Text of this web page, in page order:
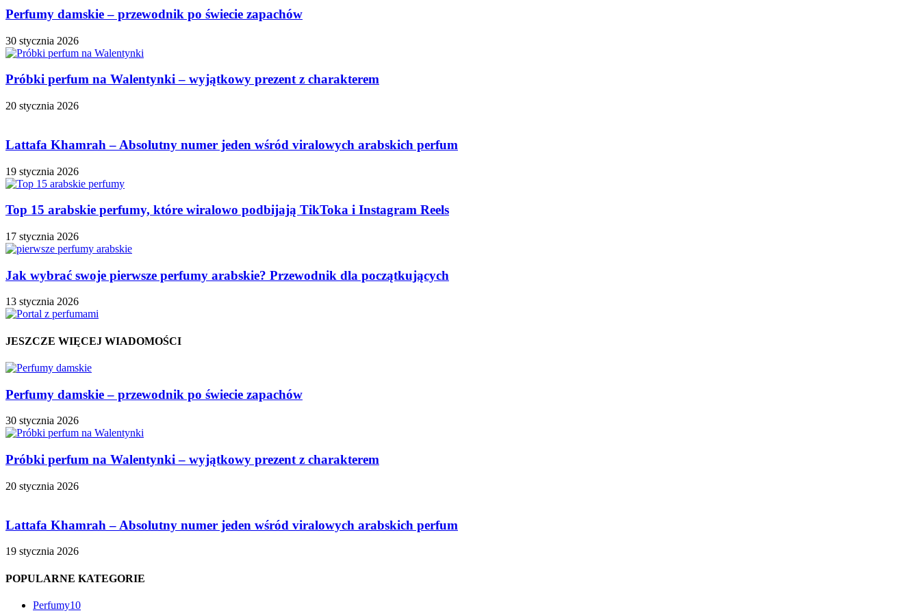
Perfumy damskie – przewodnik po świecie zapachów
30 stycznia 2026
Próbki perfum na Walentynki – wyjątkowy prezent z charakterem
20 stycznia 2026
Lattafa Khamrah – Absolutny numer jeden wśród viralowych arabskich perfum
19 stycznia 2026
Top 15 arabskie perfumy, które wiralowo podbijają TikToka i Instagram Reels
17 stycznia 2026
Jak wybrać swoje pierwsze perfumy arabskie? Przewodnik dla początkujących
13 stycznia 2026
JESZCZE WIĘCEJ WIADOMOŚCI
Perfumy damskie – przewodnik po świecie zapachów
30 stycznia 2026
Próbki perfum na Walentynki – wyjątkowy prezent z charakterem
20 stycznia 2026
Lattafa Khamrah – Absolutny numer jeden wśród viralowych arabskich perfum
19 stycznia 2026
POPULARNE KATEGORIE
Perfumy10